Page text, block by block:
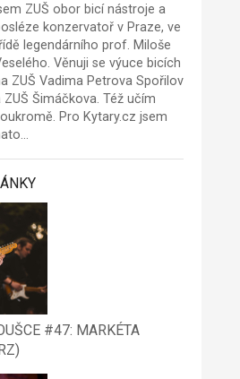
ZUŠ obor bicí nástroje a
konzervatoř v Praze, ve
legendárního prof. Miloše
Věnuji se výuce bicích
ZUŠ Vadima Petrova Spořilov
ZUŠ Šimáčkova. Též učím
Pro Kytary.cz jsem
#47: MARKÉTA